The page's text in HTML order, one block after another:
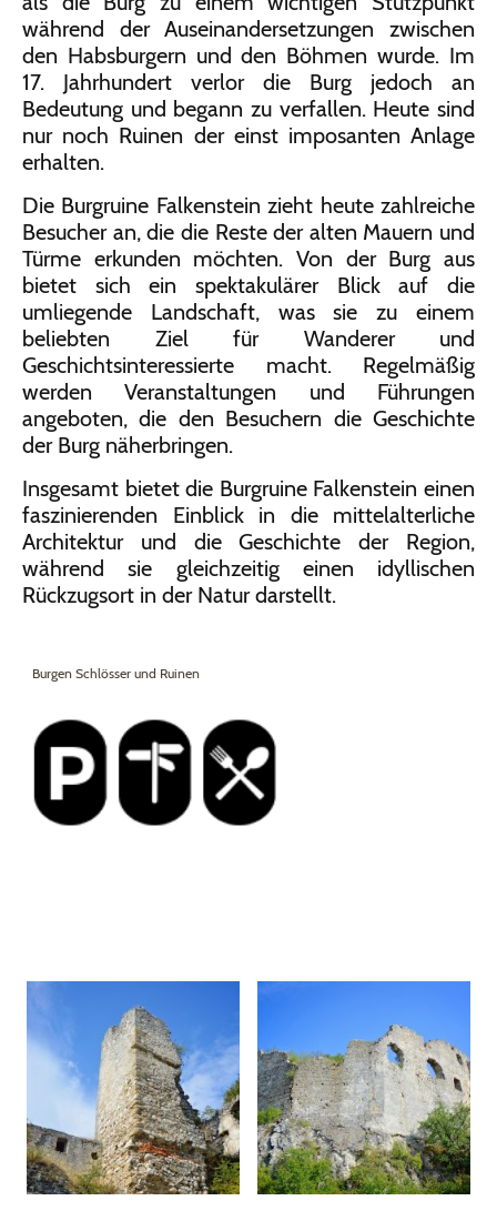
während der Auseinandersetzungen zwischen
den Habsburgern und den Böhmen wurde. Im
17. Jahrhundert verlor die Burg jedoch an
Bedeutung und begann zu verfallen. Heute sind
nur noch Ruinen der einst imposanten Anlage
erhalten.
Die Burgruine Falkenstein zieht heute zahlreiche
Besucher an, die die Reste der alten Mauern und
Türme erkunden möchten. Von der Burg aus
bietet sich ein spektakulärer Blick auf die
umliegende Landschaft, was sie zu einem
beliebten Ziel für Wanderer und
Geschichtsinteressierte macht. Regelmäßig
werden Veranstaltungen und Führungen
angeboten, die den Besuchern die Geschichte
der Burg näherbringen.
Insgesamt bietet die Burgruine Falkenstein einen
faszinierenden Einblick in die mittelalterliche
Architektur und die Geschichte der Region,
während sie gleichzeitig einen idyllischen
Rückzugsort in der Natur darstellt.
Burgen Schlösser und Ruinen